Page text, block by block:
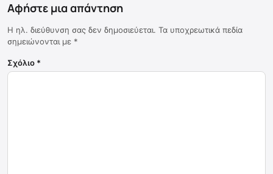
Αφήστε μια απάντηση
Η ηλ. διεύθυνση σας δεν δημοσιεύεται. Τα υποχρεωτικά πεδία
σημειώνονται με *
Σχόλιο *